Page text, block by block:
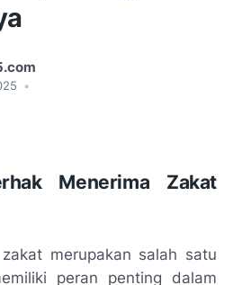
•
Menerima Zakat
merupakan salah satu
peran penting dalam